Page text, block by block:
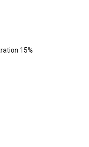
15%